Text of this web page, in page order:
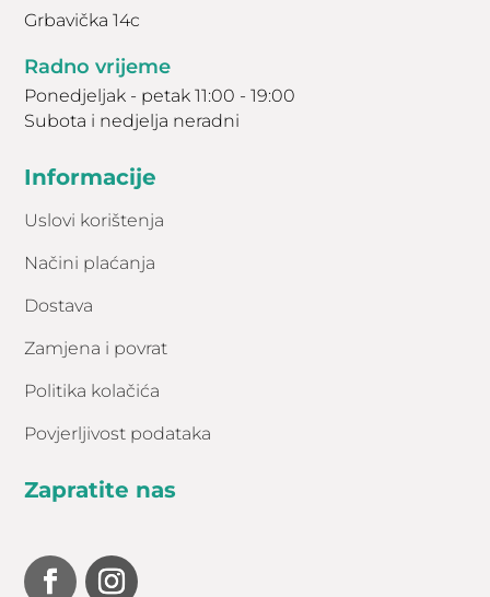
međustaničnu komunikaciju.
HIPERPIGMENTACIJA – Kisik u
atmosferskoj plazmi oksigenira
melanin u epidermisu i stoga je
učinkovit u posvjetljivanju
radi o hormonskoj pigmentaciji,
sunca itd.). Ovaj postupak je naročito
učinkovit kod hiperpigmentacija ispod
Smanjujući upalu, plazma također
pigmentacijskih promjena, čime se i
one smanjuju.
Istaknuta cijena se odnosi na jednu
regiju. Regije:
– šake
Za veće površine kože cijena se
Grbavička 14c
Radno vrijeme
Ponedjeljak - petak 11:00 - 19:00
Subota i nedjelja neradni
Informacije
Uslovi korištenja
Načini plaćanja
Dostava
Zamjena i povrat
Politika kolačića
Povjerljivost podataka
Zapratite nas